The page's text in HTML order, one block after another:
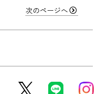
次のページへ